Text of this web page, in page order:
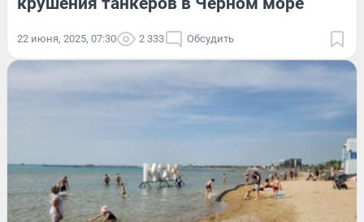
22 июня, 2025, 07:30 2 333 Обсудить